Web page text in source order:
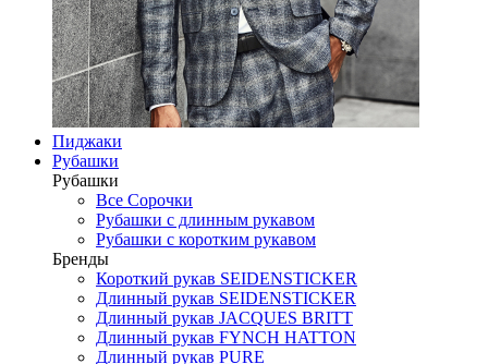
Пиджаки
Рубашки
Рубашки
Все Сорочки
Рубашки с длинным рукавом
Рубашки с коротким рукавом
Бренды
Короткий рукав SEIDENSTICKER
Длинный рукав SEIDENSTICKER
Длинный рукав JAСQUES BRITT
Длинный рукав FYNCH HATTON
Длинный рукав PURE